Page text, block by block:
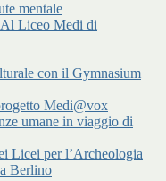
mentale
Liceo Medi di
con il Gymnasium
Medi@vox
umane in viaggio di
Licei per l’Archeologia
Berlino